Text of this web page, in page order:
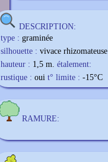
DESCRIPTION:
type : graminée
silhouette : vivace rhizomateuse
hauteur : 1,5 m. étalement:
rustique : oui t° limite : -15°C
RAMURE: